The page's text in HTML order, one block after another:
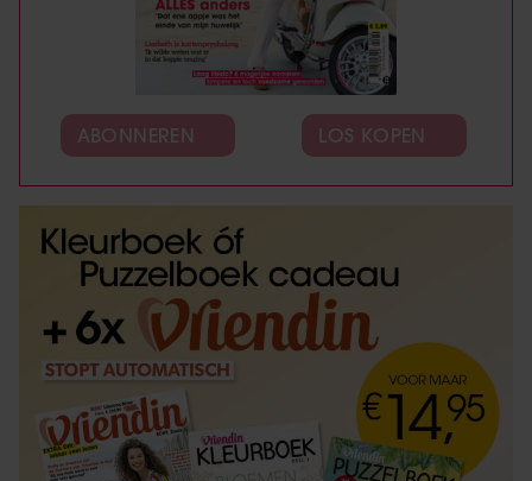
ABONNEREN LOS KOPEN